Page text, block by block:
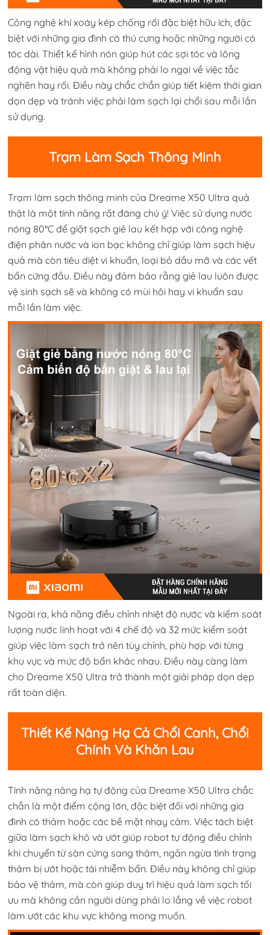
Công nghệ khí xoáy kép chống rối đặc biệt hữu ích, đặc
biệt với những gia đình có thú cưng hoặc những người có
tóc dài. Thiết kế hình nón giúp hút các sợi tóc và lông
động vật hiệu quả mà không phải lo ngại về việc tắc
nghẽn hay rối. Điều này chắc chắn giúp tiết kiệm thời gian
dọn dẹp và tránh việc phải làm sạch lại chổi sau mỗi lần
sử dụng.
Trạm Làm Sạch Thông Minh
Trạm làm sạch thông minh của Dreame X50 Ultra quả
thật là một tính năng rất đáng chú ý! Việc sử dụng nước
nóng 80°C để giặt sạch giẻ lau kết hợp với công nghệ
điện phân nước và ion bạc không chỉ giúp làm sạch hiệu
quả mà còn tiêu diệt vi khuẩn, loại bỏ dầu mỡ và các vết
bẩn cứng đầu. Điều này đảm bảo rằng giẻ lau luôn được
vệ sinh sạch sẽ và không có mùi hôi hay vi khuẩn sau
mỗi lần làm việc.
Ngoài ra, khả năng điều chỉnh nhiệt độ nước và kiểm soát
lượng nước linh hoạt với 4 chế độ và 32 mức kiểm soát
giúp việc làm sạch trở nên tùy chỉnh, phù hợp với từng
khu vực và mức độ bẩn khác nhau. Điều này càng làm
cho Dreame X50 Ultra trở thành một giải pháp dọn dẹp
rất toàn diện.
Thiết Kế Nâng Hạ Cả Chổi Canh, Chổi
Chính Và Khăn Lau
Tính năng nâng hạ tự động của Dreame X50 Ultra chắc
chắn là một điểm cộng lớn, đặc biệt đối với những gia
đình có thảm hoặc các bề mặt nhạy cảm. Việc tách biệt
giữa làm sạch khô và ướt giúp robot tự động điều chỉnh
khi chuyển từ sàn cứng sang thảm, ngăn ngừa tình trạng
thảm bị ướt hoặc tái nhiễm bẩn. Điều này không chỉ giúp
bảo vệ thảm, mà còn giúp duy trì hiệu quả làm sạch tối
ưu mà không cần người dùng phải lo lắng về việc robot
làm ướt các khu vực không mong muốn.